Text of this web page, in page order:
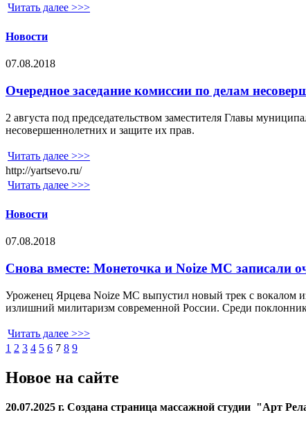
Читать далее >>>
Новости
07.08.2018
Очередное заседание комиссии по делам
2 августа под председательством заместителя Главы
несовершеннолетних и защите их прав.
Читать далее >>>
http://yartsevo.ru/
Читать далее >>>
Новости
07.08.2018
Снова вместе: Монеточка и Noize MC записали
Уроженец Ярцева Noize MC выпустил новый трек с вокалом
излишний милитаризм современной России. Среди
Читать далее >>>
1 2 3 4 5 6 7 8 9
Новое на сайте
20.07.2025 г. Создана страница массажной студии "Арт